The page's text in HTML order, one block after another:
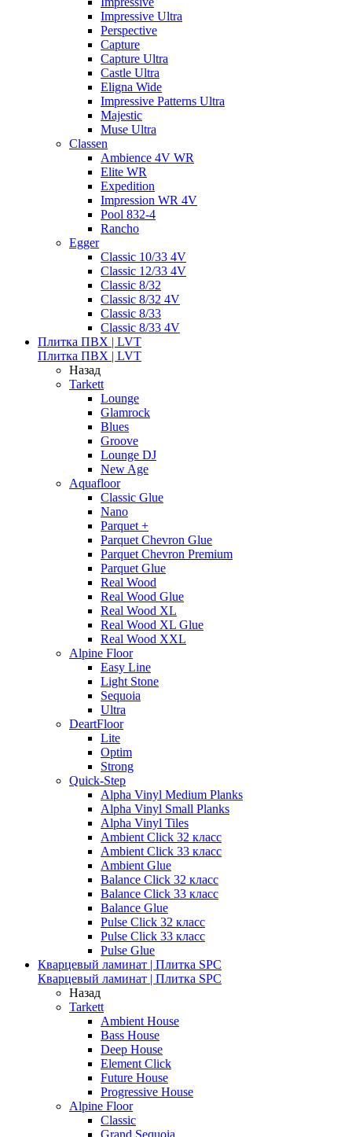
Impressive Ultra
Perspective
Capture
Capture Ultra
Castle Ultra
Eligna Wide
Impressive Patterns Ultra
Majestic
Muse Ultra
Classen
Ambience 4V WR
Elite WR
Expedition
Impression WR 4V
Pool 832-4
Rancho
Egger
Classic 10/33 4V
Classic 12/33 4V
Classic 8/32
Classic 8/32 4V
Classic 8/33
Classic 8/33 4V
Плитка ПВХ | LVT
Плитка ПВХ | LVT
Назад
Tarkett
Lounge
Glamrock
Blues
Groove
Lounge DJ
New Age
Aquafloor
Classic Glue
Nano
Parquet +
Parquet Chevron Glue
Parquet Chevron Premium
Parquet Glue
Real Wood
Real Wood Glue
Real Wood XL
Real Wood XL Glue
Real Wood XXL
Alpine Floor
Easy Line
Light Stone
Sequoia
Ultra
DeartFloor
Lite
Optim
Strong
Quick-Step
Alpha Vinyl Medium Planks
Alpha Vinyl Small Planks
Alpha Vinyl Tiles
Ambient Click 32 класс
Ambient Click 33 класс
Ambient Glue
Balance Click 32 класс
Balance Click 33 класс
Balance Glue
Pulse Click 32 класс
Pulse Click 33 класс
Pulse Glue
Кварцевый ламинат | Плитка SPC
Кварцевый ламинат | Плитка SPC
Назад
Tarkett
Ambient House
Bass House
Deep House
Element Click
Future House
Progressive House
Alpine Floor
Classic
Grand Sequoia